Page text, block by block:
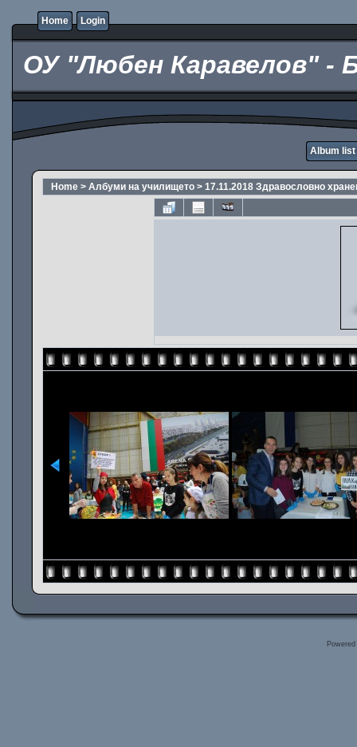
Home Login
ОУ "Любен Каравелов" -
Album list
Home > Албуми на училището > 17.11.2018 Здравословно